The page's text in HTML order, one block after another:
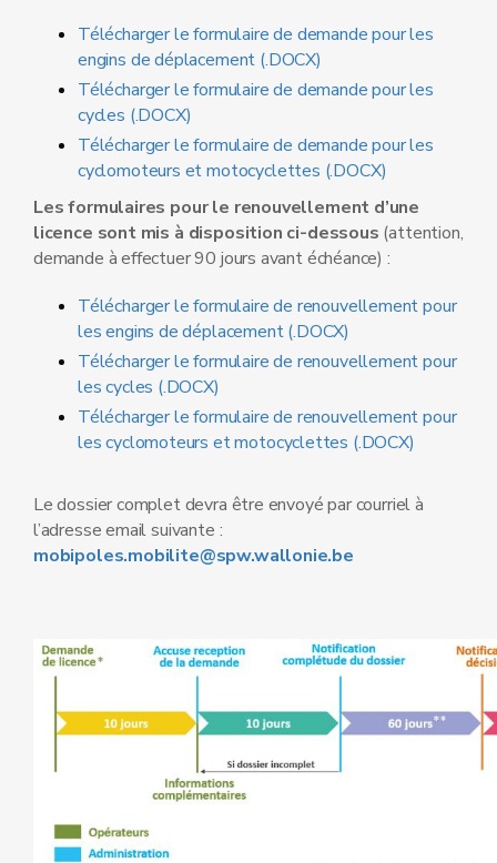
Télécharger le formulaire de demande pour les
engins de déplacement (.DOCX)
Télécharger le formulaire de demande pour les
cycles (.DOCX)
Télécharger le formulaire de demande pour les
cyclomoteurs et motocyclettes (.DOCX)
Les formulaires pour le renouvellement d’une
licence sont mis à disposition ci-dessous (attention,
demande à effectuer 90 jours avant échéance) :
Télécharger le formulaire de renouvellement pour
les engins de déplacement (.DOCX)
Télécharger le formulaire de renouvellement pour
les cycles (.DOCX)
Télécharger le formulaire de renouvellement pour
les cyclomoteurs et motocyclettes (.DOCX)
Le dossier complet devra être envoyé par courriel à
l’adresse email suivante :
mobipoles.mobilite@spw.wallonie.be